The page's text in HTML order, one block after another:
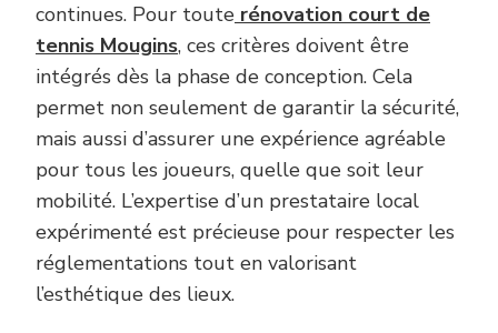
continues. Pour toute rénovation court de
tennis Mougins, ces critères doivent être
intégrés dès la phase de conception. Cela
permet non seulement de garantir la sécurité,
mais aussi d’assurer une expérience agréable
pour tous les joueurs, quelle que soit leur
mobilité. L’expertise d’un prestataire local
expérimenté est précieuse pour respecter les
réglementations tout en valorisant
l’esthétique des lieux.